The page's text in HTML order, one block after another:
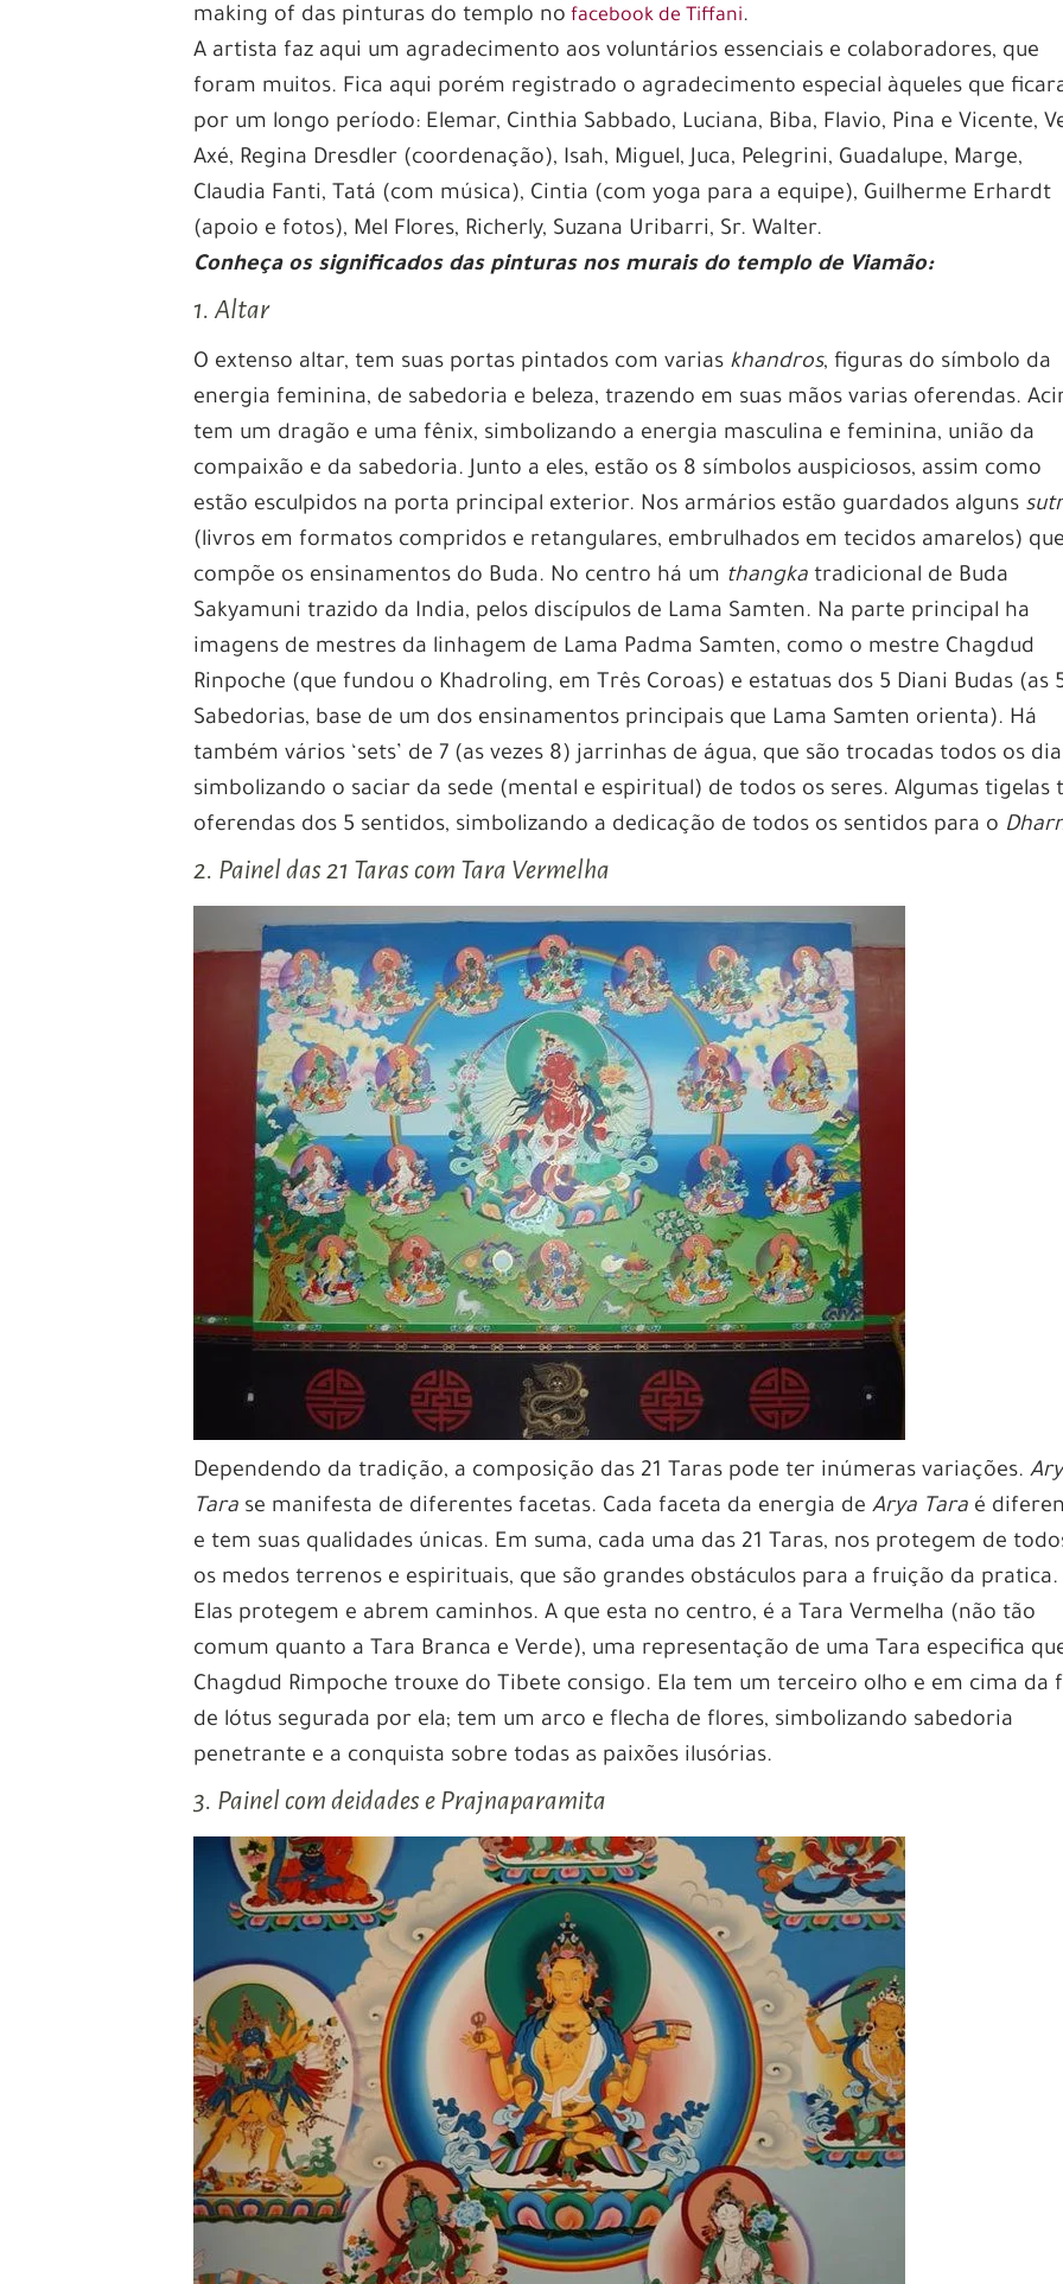
making of das pinturas do templo no facebook de Tiffani.
A artista faz aqui um agradecimento aos voluntários essenciais e colaboradores, que
foram muitos. Fica aqui porém registrado o agradecimento especial àqueles que
por um longo período: Elemar, Cinthia Sabbado, Luciana, Biba, Flavio, Pina e Vicente,
Axé, Regina Dresdler (coordenação), Isah, Miguel, Juca, Pelegrini, Guadalupe, Marge,
Claudia Fanti, Tatá (com música), Cintia (com yoga para a equipe), Guilherme Erhardt
(apoio e fotos), Mel Flores, Richerly, Suzana Uribarri, Sr. Walter.
Conheça os significados das pinturas nos murais do templo de Viamão:
1. Altar
O extenso altar, tem suas portas pintados com varias khandros, figuras do símbolo da
energia feminina, de sabedoria e beleza, trazendo em suas mãos varias oferendas.
tem um dragão e uma fênix, simbolizando a energia masculina e feminina, união da
compaixão e da sabedoria. Junto a eles, estão os 8 símbolos auspiciosos, assim como
estão esculpidos na porta principal exterior. Nos armários estão guardados alguns
(livros em formatos compridos e retangulares, embrulhados em tecidos amarelos)
compõe os ensinamentos do Buda. No centro há um thangka tradicional de Buda
Sakyamuni trazido da India, pelos discípulos de Lama Samten. Na parte principal ha
imagens de mestres da linhagem de Lama Padma Samten, como o mestre Chagdud
Rinpoche (que fundou o Khadroling, em Três Coroas) e estatuas dos 5 Diani Budas (as
Sabedorias, base de um dos ensinamentos principais que Lama Samten orienta). Há
também vários ‘sets’ de 7 (as vezes 8) jarrinhas de água, que são trocadas todos os
simbolizando o saciar da sede (mental e espiritual) de todos os seres. Algumas tigelas
oferendas dos 5 sentidos, simbolizando a dedicação de todos os sentidos para o
2. Painel das 21 Taras com Tara Vermelha
Dependendo da tradição, a composição das 21 Taras pode ter inúmeras variações.
Tara se manifesta de diferentes facetas. Cada faceta da energia deArya Tara é
e tem suas qualidades únicas. Em suma, cada uma das 21 Taras, nos protegem de
os medos terrenos e espirituais, que são grandes obstáculos para a fruição da pratica.
Elas protegem e abrem caminhos. A que esta no centro, é a Tara Vermelha (não tão
comum quanto a Tara Branca e Verde), uma representação de uma Tara especifica
Chagdud Rimpoche trouxe do Tibete consigo. Ela tem um terceiro olho e em cima da
de lótus segurada por ela; tem um arco e flecha de flores, simbolizando sabedoria
penetrante e a conquista sobre todas as paixões ilusórias.
3. Painel com deidades e Prajnaparamita